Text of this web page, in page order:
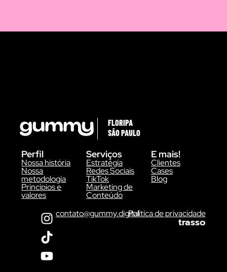
FLORIPA
SÃO PAULO
Perfil
Nossa história
Nossa
metodologia
Princípios e
valores
Serviços
Estratégia
Redes Sociais
TikTok
Marketing de
Conteúdo
E mais!
Clientes
Cases
Blog
contato@gummy.digitalPolítica de privacidade
trasso